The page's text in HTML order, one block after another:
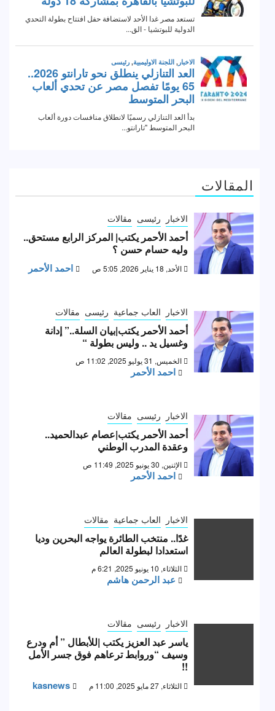
المقالات
الاخبار رئيسى مقالات
أحمد الأحمر يكتب| المركز الرابع مستحق..
وليه حسام حسن ؟
الأحد, 18 يناير 2026, 5:05 ص احمد الأحمر
الاخبار العاب جماعية رئيسى مقالات
أحمد الأحمر يكتب|بيان السلة..” إدانة
وغسيل يد .. وليس بطولة “
الخميس, 31 يوليو 2025, 11:02 ص
احمد الأحمر
الاخبار رئيسى مقالات
أحمد الأحمر يكتب|عصام عبدالحميد..
وعقدة المدرب الوطني
الإثنين, 30 يونيو 2025, 11:49 ص
احمد الأحمر
الاخبار العاب جماعية مقالات
غدًا.. منتخب الطائرة يواجه البحرين وديا
استعدادا لبطولة العالم
الثلاثاء, 10 يونيو 2025, 6:21 م
عبد الرحمن هاشم
الاخبار رئيسى مقالات
ياسر عبد العزيز يكتب |للأبطال ” أم ودرع
وسيف “وروابط ترعاهم فوق جسر الأمل
!!
الثلاثاء, 27 مايو 2025, 11:00 م kasnews